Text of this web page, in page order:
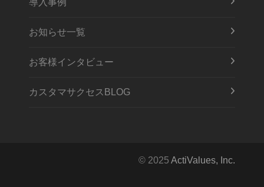
導入事例
お知らせ一覧
お客様インタビュー
カスタマサクセスBLOG
© 2025 ActiValues, Inc.